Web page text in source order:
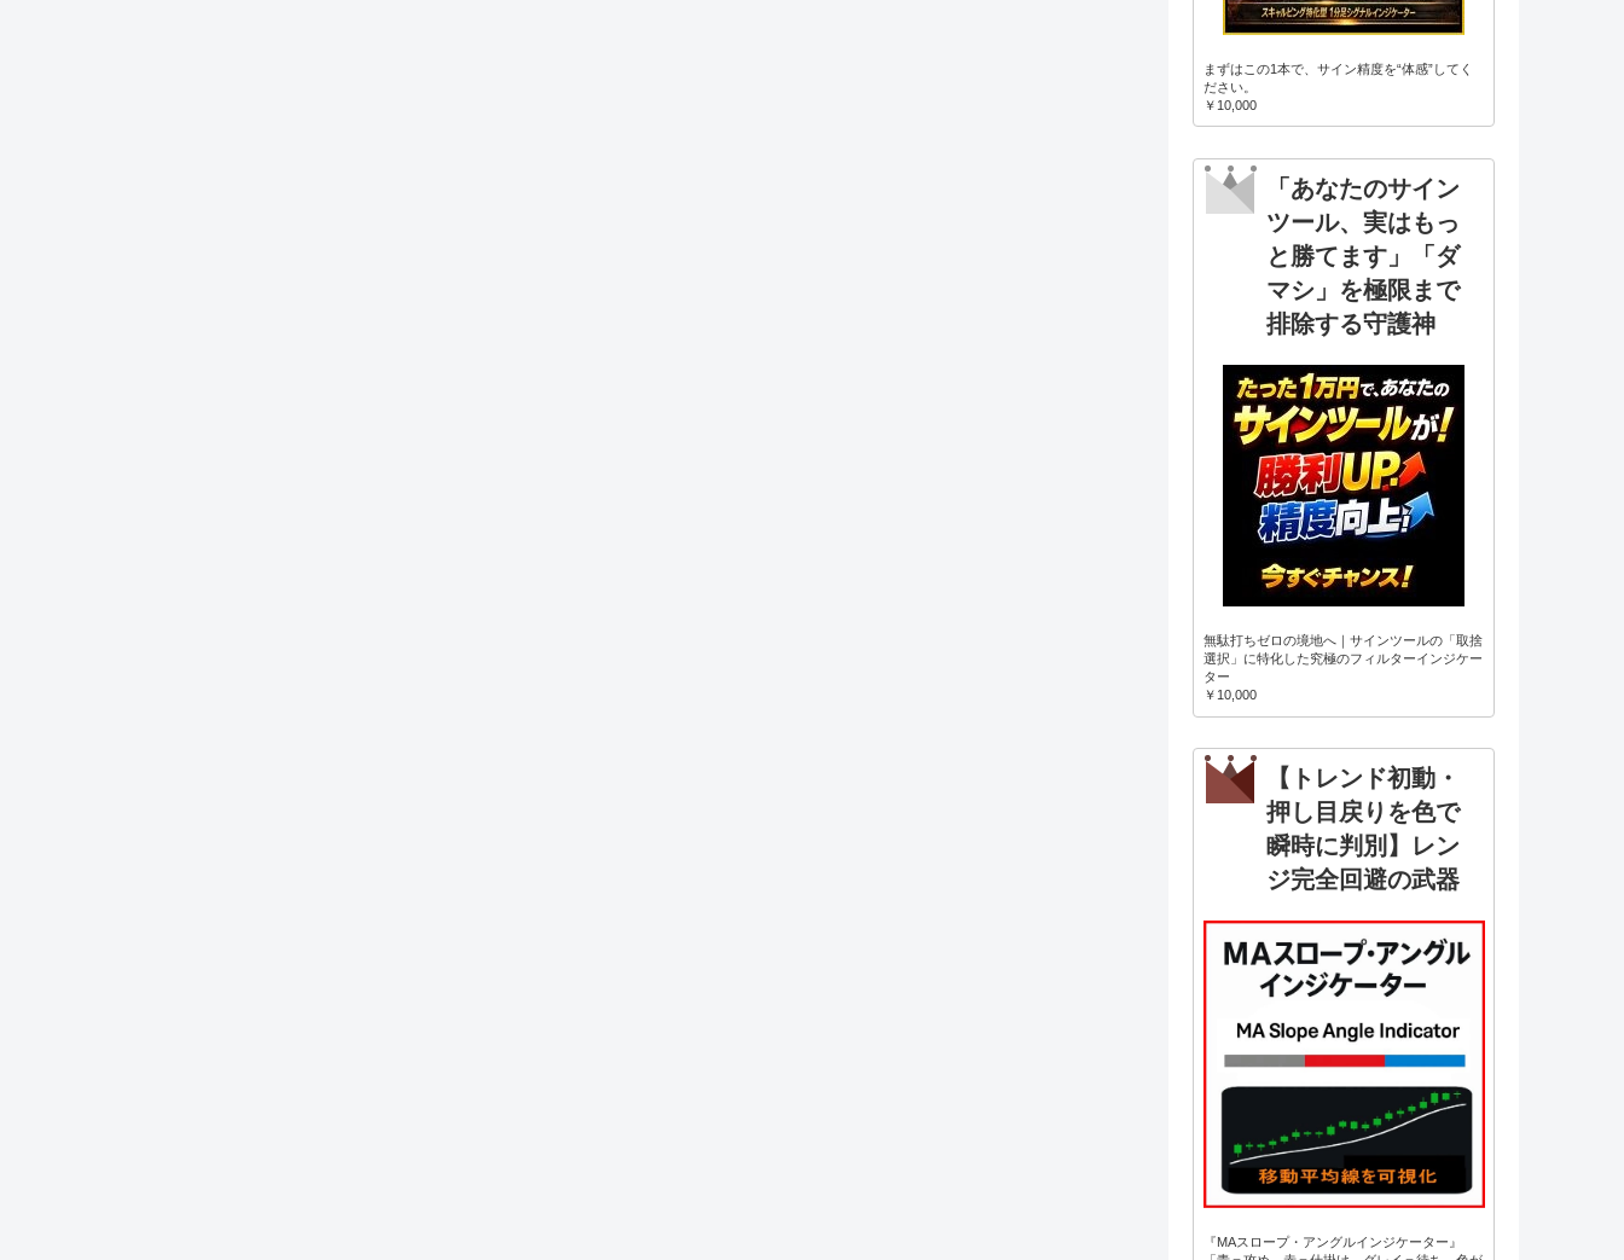
まずはこの1本で、サイン精度を“体感”してく
ださい。
￥10,000
「あなたのサイン
ツール、実はもっ
と勝てます」「ダ
マシ」を極限まで
排除する守護神
無駄打ちゼロの境地へ｜サインツールの「取捨
選択」に特化した究極のフィルターインジケー
ター
￥10,000
【トレンド初動・
押し目戻りを色で
瞬時に判別】レン
ジ完全回避の武器
『MAスロープ・アングルインジケーター』